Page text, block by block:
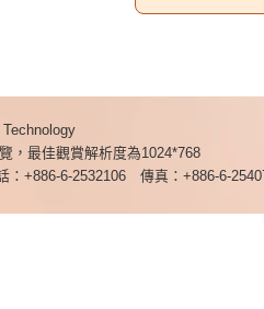
，最佳觀賞解析度為1024*768
：+886-6-2532106 傳真：+886-6-